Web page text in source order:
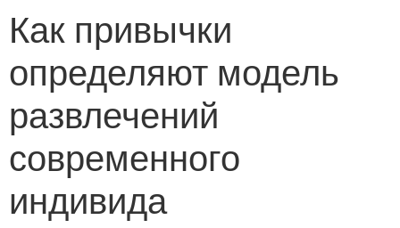
Как привычки
определяют модель
развлечений
современного
индивида